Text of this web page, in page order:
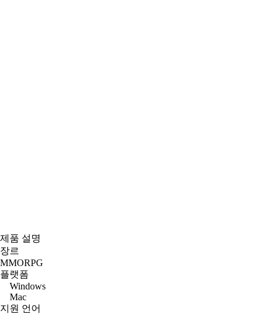
제품 설명
장르
MMORPG
플랫폼
Windows
Mac
지원 언어